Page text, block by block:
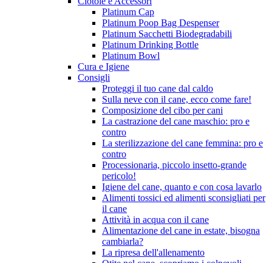
Platinum Cap
Platinum Poop Bag Despenser
Platinum Sacchetti Biodegradabili
Platinum Drinking Bottle
Platinum Bowl
Cura e Igiene
Consigli
Proteggi il tuo cane dal caldo
Sulla neve con il cane, ecco come fare!
Composizione del cibo per cani
La castrazione del cane maschio: pro e
contro
La sterilizzazione del cane femmina: pro e
contro
Processionaria, piccolo insetto-grande
pericolo!
Igiene del cane, quanto e con cosa lavarlo
Alimenti tossici ed alimenti sconsigliati per
il cane
Attività in acqua con il cane
Alimentazione del cane in estate, bisogna
cambiarla?
La ripresa dell'allenamento